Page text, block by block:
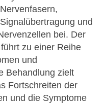
und
bei. Der
zu einer Reihe
und
Behandlung zielt
Fortschreiten der
und die Symptome